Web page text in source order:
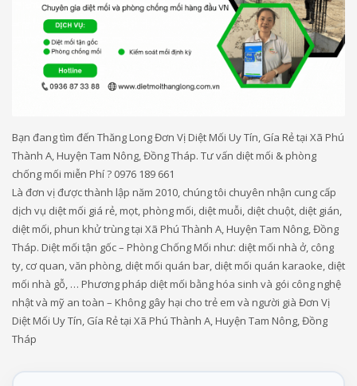
Bạn đang tìm đến Thăng Long Đơn Vị Diệt Mối Uy Tín, Gía Rẻ tại Xã Phú
Thành A, Huyện Tam Nông, Đồng Tháp. Tư vấn diệt mối & phòng
chống mối miễn Phí ? 0976 189 661
Là đơn vị được thành lập năm 2010, chúng tôi chuyên nhận cung cấp
dịch vụ diệt mối giá rẻ, mọt, phòng mối, diệt muỗi, diệt chuột, diệt gián,
diệt mối, phun khử trùng tại Xã Phú Thành A, Huyện Tam Nông, Đồng
Tháp. Diệt mối tận gốc – Phòng Chống Mối như: diệt mối nhà ở, công
ty, cơ quan, văn phòng, diệt mối quán bar, diệt mối quán karaoke, diệt
mối nhà gỗ, … Phương pháp diệt mối bằng hóa sinh và gói công nghệ
nhật và mỹ an toàn – Không gây hại cho trẻ em và người già Đơn Vị
Diệt Mối Uy Tín, Gía Rẻ tại Xã Phú Thành A, Huyện Tam Nông, Đồng
Tháp